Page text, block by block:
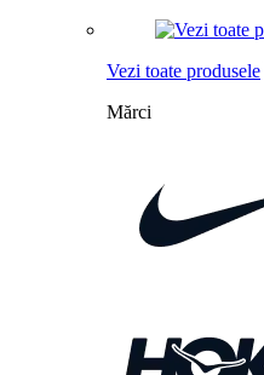
Vezi toate produsele
Mărci